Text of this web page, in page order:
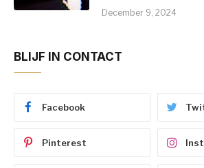
December 9, 2024
BLIJF IN CONTACT
Facebook
Pinterest